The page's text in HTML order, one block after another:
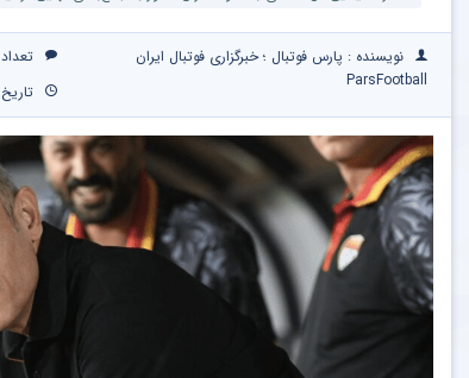
نویسنده : پارس فوتبال ؛ خبرگزاری فوتبال ایران
ParsFootball
تاریخ